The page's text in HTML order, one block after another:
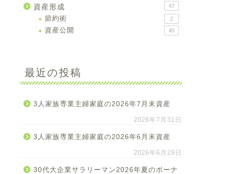
資産形成 47
節約術 2
資産公開 45
最近の投稿
3人家族専業主婦家庭の2026年7月末資産
2026年7月31日
3人家族専業主婦家庭の2026年6月末資産
2026年6月29日
30代大企業サラリーマン2026年夏のボーナ